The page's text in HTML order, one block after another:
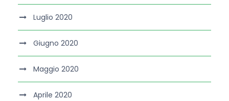
Luglio 2020
Giugno 2020
Maggio 2020
Aprile 2020